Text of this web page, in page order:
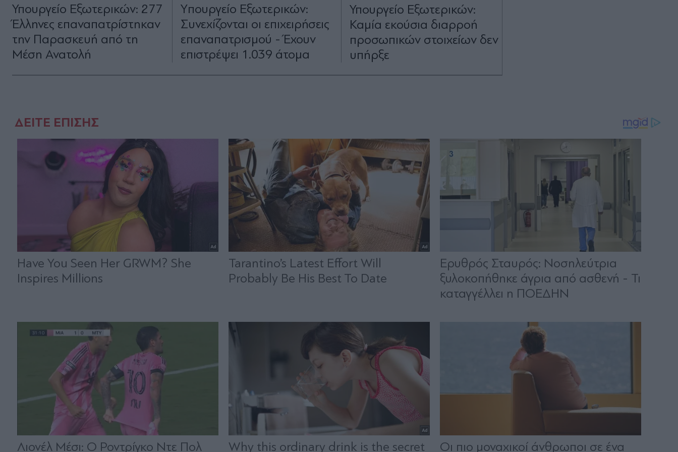
Υπουργείο Εξωτερικών: 277
Έλληνες επαναπατρίστηκαν
την Παρασκευή από τη
Μέση Ανατολή
Yπουργείο Εξωτερικών:
Συνεχίζονται οι επιχειρήσεις
επαναπατρισμού - Έχουν
επιστρέψει 1.039 άτομα
Υπουργείο Εξωτερικών:
Καμία εκούσια διαρροή
προσωπικών στοιχείων δεν
υπήρξε